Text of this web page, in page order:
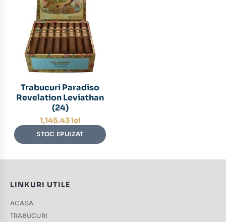
Trabucuri Paradiso
Revelation Leviathan
(24)
1,145.43lei
STOC EPUIZAT
LINKURI UTILE
ACASA
TRABUCURI